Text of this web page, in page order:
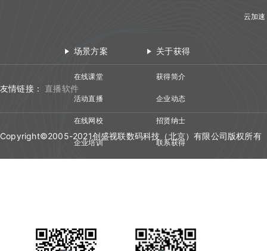
云加速
场景方案
在线课堂
活动直播
在线网校
企业培训
关于获得
获得简介
企业动态
招贤纳士
联系获得
友情链接： 直播软件
Copyright©2005-2021创盛视联数码科技（北京）有限公司版权所有